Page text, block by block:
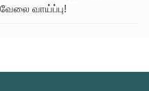
வாய்ப்பு!